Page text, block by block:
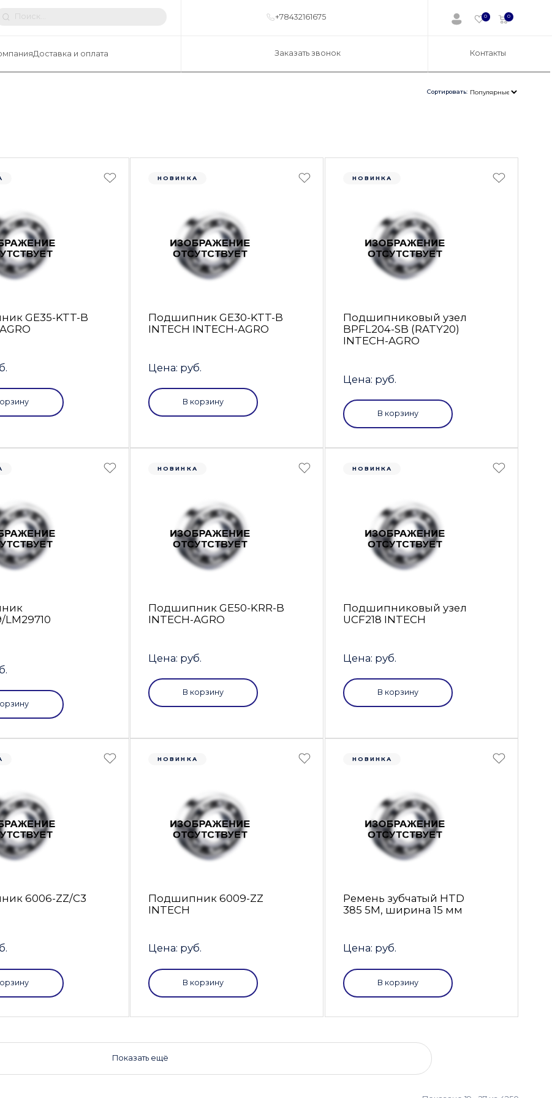
+78432161675 0 0
Доставка и оплата Заказать звонок Контакты
Сортировать:
GE35-KTT-B
НОВИНКА
Подшипник GE30-KTT-B
INTECH INTECH-AGRO
Цена: руб.
В корзину
НОВИНКА
Подшипниковый узел
BPFL204-SB (RATY20)
INTECH-AGRO
Цена: руб.
В корзину
LM29710
НОВИНКА
Подшипник GE50-KRR-B
INTECH-AGRO
Цена: руб.
В корзину
НОВИНКА
Подшипниковый узел
UCF218 INTECH
Цена: руб.
В корзину
6006-ZZ/C3
НОВИНКА
Подшипник 6009-ZZ
INTECH
Цена: руб.
В корзину
НОВИНКА
Ремень зубчатый HTD
385 5M, ширина 15 мм
Цена: руб.
В корзину
Показать ещё